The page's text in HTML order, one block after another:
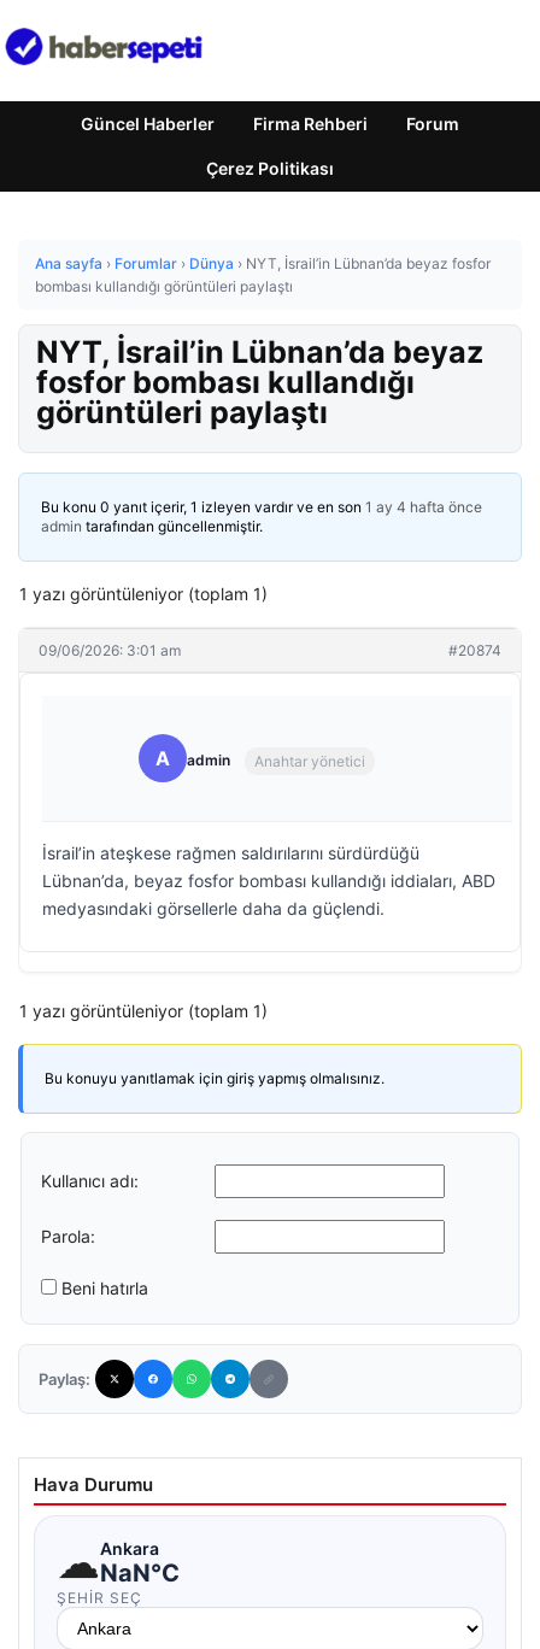
Güncel Haberler Firma Rehberi Forum
Çerez Politikası
Ana sayfa › Forumlar › Dünya › NYT, İsrail’in Lübnan’da beyaz fosfor
bombası kullandığı görüntüleri paylaştı
NYT, İsrail’in Lübnan’da beyaz
fosfor bombası kullandığı
görüntüleri paylaştı
Bu konu 0 yanıt içerir, 1 izleyen vardır ve en son 1 ay 4 hafta önce
admin tarafından güncellenmiştir.
1 yazı görüntüleniyor (toplam 1)
09/06/2026: 3:01 am #20874
A admin Anahtar yönetici
İsrail’in ateşkese rağmen saldırılarını sürdürdüğü
Lübnan’da, beyaz fosfor bombası kullandığı iddiaları, ABD
medyasındaki görsellerle daha da güçlendi.
1 yazı görüntüleniyor (toplam 1)
Bu konuyu yanıtlamak için giriş yapmış olmalısınız.
Kullanıcı adı:
Parola:
Beni hatırla
Paylaş:
Hava Durumu
☁Ankara
NaN°C
ŞEHIR SEÇ